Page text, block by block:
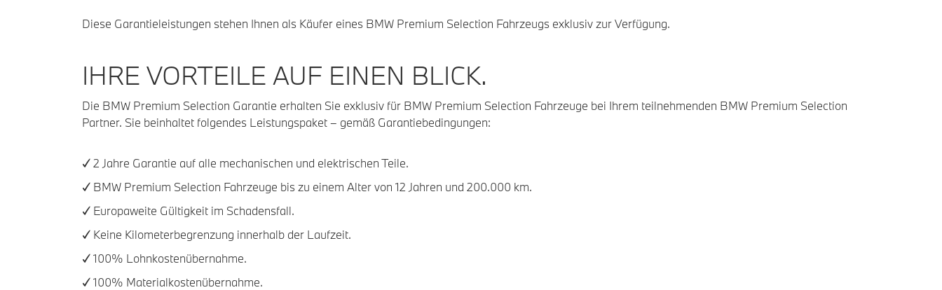
Diese Garantieleistungen stehen Ihnen als Käufer eines BMW Premium Selection Fahrzeugs exklusiv zur Verfügung.
IHRE VORTEILE AUF EINEN BLICK.
Die BMW Premium Selection Garantie erhalten Sie exklusiv für BMW Premium Selection Fahrzeuge bei Ihrem teilnehmenden BMW Premium Selection
Partner. Sie beinhaltet folgendes Leistungspaket – gemäß Garantiebedingungen:
✓ 2 Jahre Garantie auf alle mechanischen und elektrischen Teile.
✓ BMW Premium Selection Fahrzeuge bis zu einem Alter von 12 Jahren und 200.000 km.
✓ Europaweite Gültigkeit im Schadensfall.
✓ Keine Kilometerbegrenzung innerhalb der Laufzeit.
✓ 100% Lohnkostenübernahme.
✓ 100% Materialkostenübernahme.